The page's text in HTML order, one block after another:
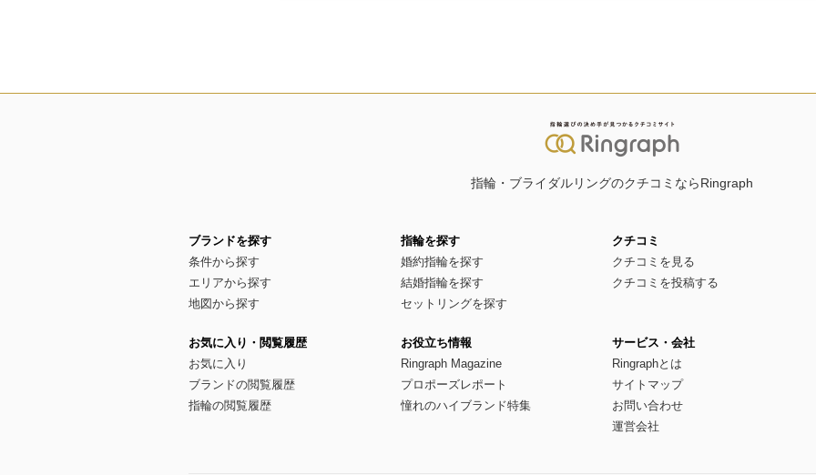
指輪・ブライダルリングのクチコミならRingraph
ブランドを探す
条件から探す
エリアから探す
地図から探す
指輪を探す
婚約指輪を探す
結婚指輪を探す
セットリングを探す
クチコミ
クチコミを見る
クチコミを投稿する
お気に入り・閲覧履歴
お気に入り
ブランドの閲覧履歴
指輪の閲覧履歴
お役立ち情報
Ringraph Magazine
プロポーズレポート
憧れのハイブランド特集
サービス・会社
Ringraphとは
サイトマップ
お問い合わせ
運営会社